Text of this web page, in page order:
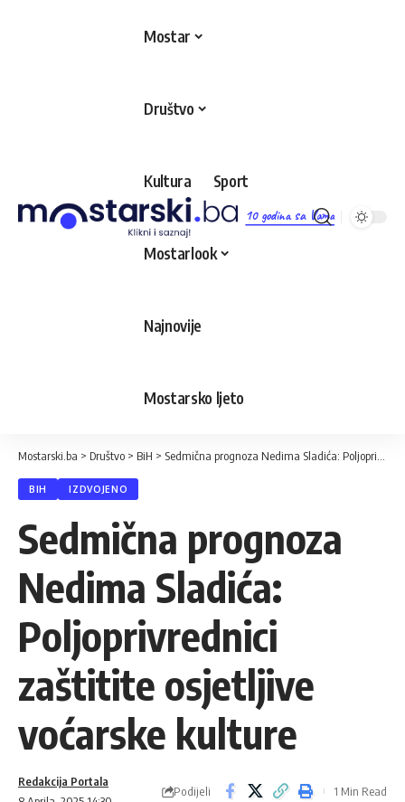
10 godina sa Vama
Mostar
Društvo
Kultura Sport
Mostarlook
Najnovije
Mostarsko ljeto
Mostarski.ba > Društvo > BiH > Sedmična prognoza Nedima Sladića: Poljoprivrednici zaštitite osjetljive voćarske kulture
BIH IZDVOJENO
Sedmična prognoza
Nedima Sladića:
Poljoprivrednici
zaštitite osjetljive
voćarske kulture
Redakcija Portala
Podijeli 1 Min Read